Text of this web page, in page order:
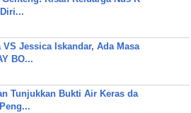
VS Jessica Iskandar, Ada Masa
BO...
Tunjukkan Bukti Air Keras da